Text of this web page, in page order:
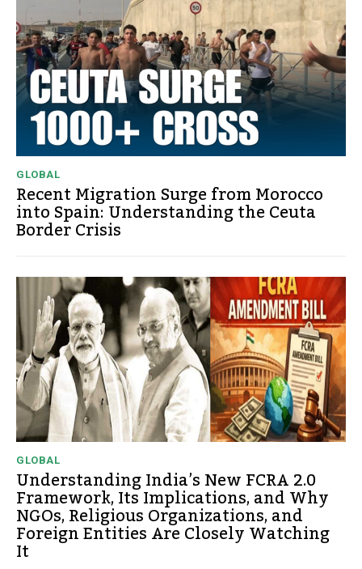
GLOBAL
Recent Migration Surge from Morocco
into Spain: Understanding the Ceuta
Border Crisis
GLOBAL
Understanding India’s New FCRA 2.0
Framework, Its Implications, and Why
NGOs, Religious Organizations, and
Foreign Entities Are Closely Watching
It